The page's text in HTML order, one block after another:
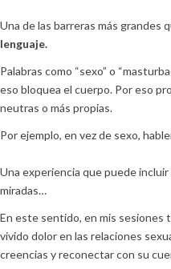
Una de las barreras más grandes
lenguaje.
Palabras como “sexo” o
eso bloquea el cuerpo. Por eso
neutras o más propias.
Por ejemplo, en vez de sexo,
Una experiencia que puede
miradas…
En este sentido, en mis sesiones
vivido dolor en las relaciones
creencias y reconectar con su